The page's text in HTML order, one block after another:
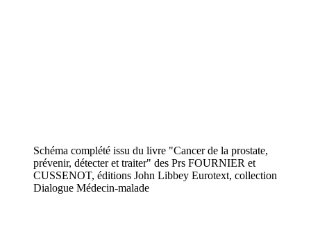
Schéma complété issu du livre "Cancer de la prostate,
prévenir, détecter et traiter" des Prs FOURNIER et
CUSSENOT, éditions John Libbey Eurotext, collection
Dialogue Médecin-malade